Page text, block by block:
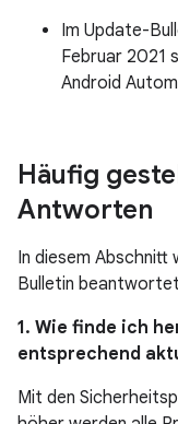
Im Update-
Februar 2021
Android
Häufig
Antworten
In diesem Abschnitt
Bulletin
1. Wie finde ich
entsprechend
Mit den